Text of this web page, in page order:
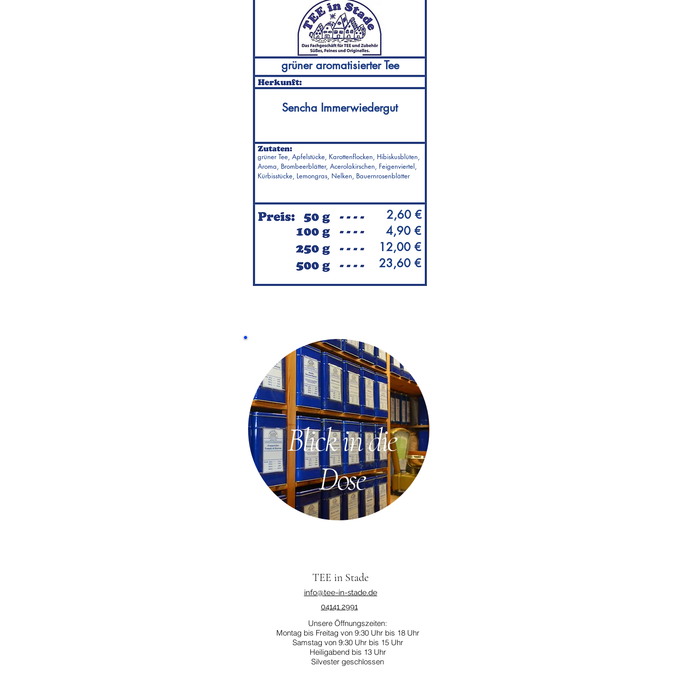
grüner aromatisierter Tee
Sencha Immerwiedergut
grüner Tee, Apfelstücke, Karottenflocken, Hibiskusblüten,
Aroma, Brombeerblätter, Acerolakirschen, Feigenviertel,
Kürbisstücke, Lemongras, Nelken, Bauernrosenblätter
2,60 €
4,90 €
12,00 €
23,60 €
Blick in die
Dose
TEE in Stade
info@tee-in-stade.de
04141 2991
Unsere Öffnungszeiten:
Montag bis Freitag von 9:30 Uhr bis 18 Uhr
Samstag von 9:30 Uhr bis 15 Uhr
Heiligabend bis 13 Uhr
Silvester geschlossen